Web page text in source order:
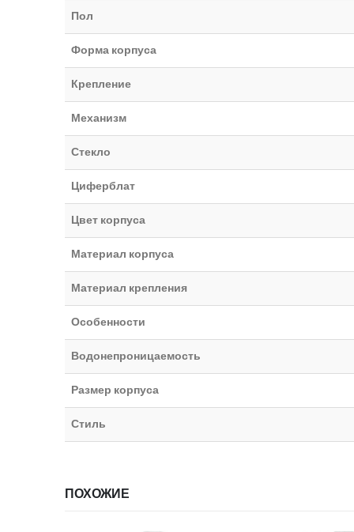
Пол
Форма корпуса
Крепление
Механизм
Стекло
Циферблат
Цвет корпуса
Материал корпуса
Материал крепления
Особенности
Водонепроницаемость
Размер корпуса
Стиль
ПОХОЖИЕ